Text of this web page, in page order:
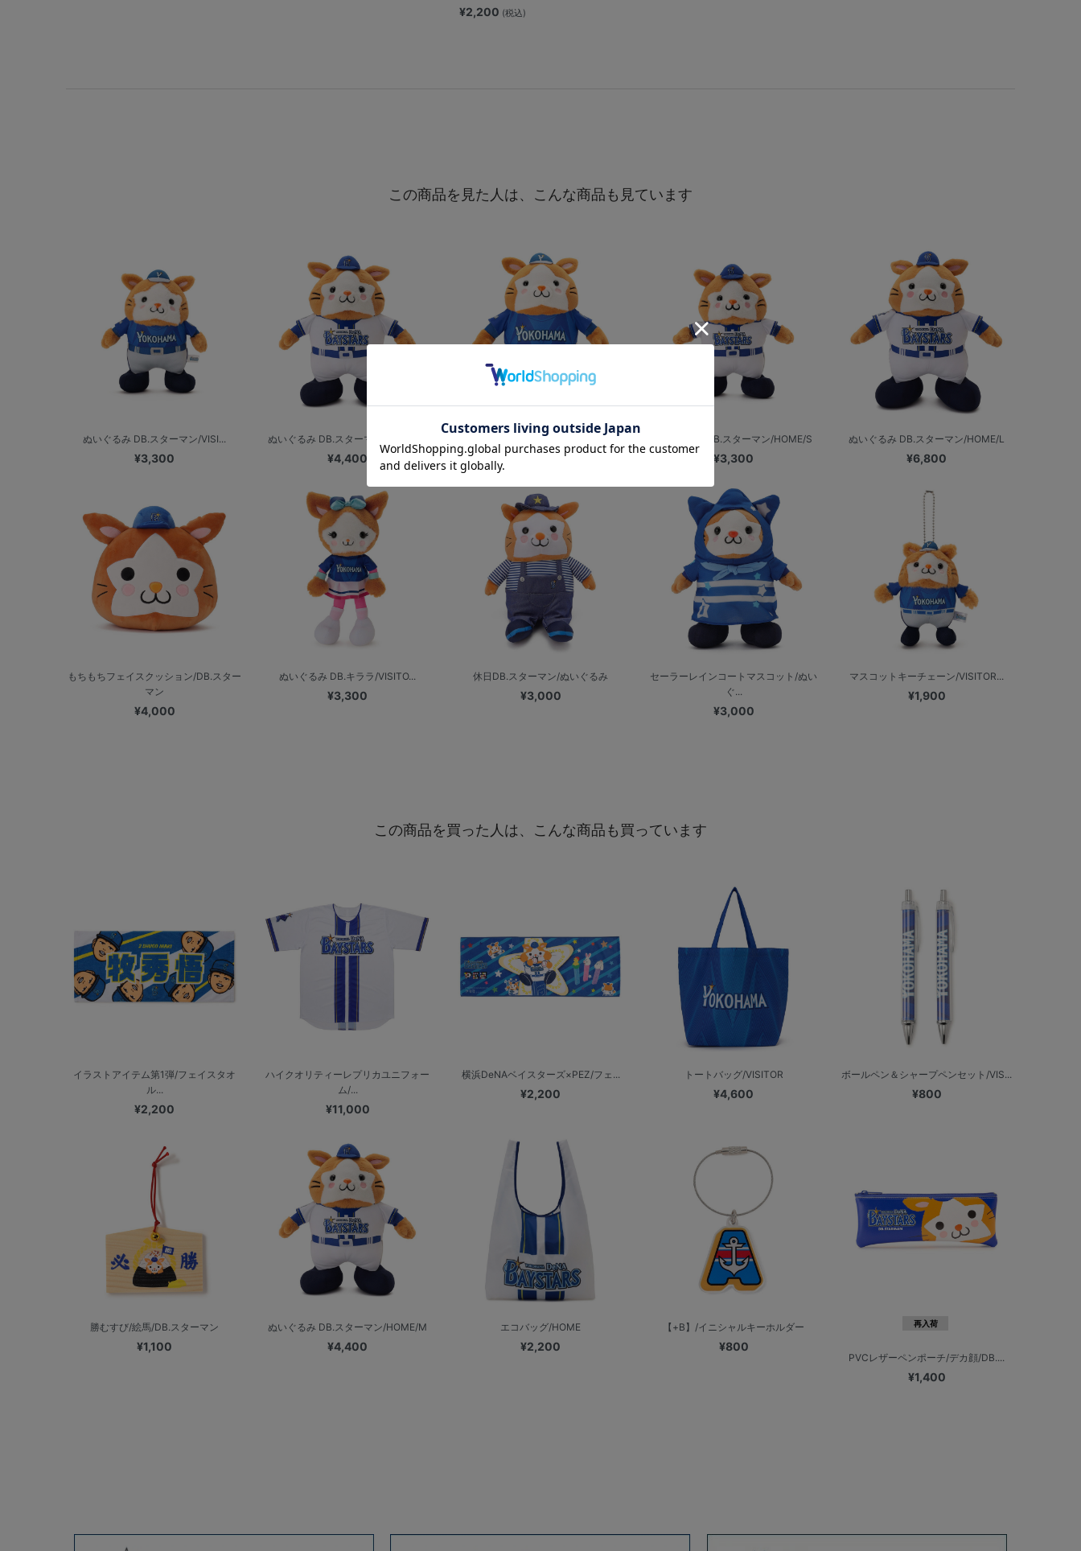
¥2,200 (税込)
この商品を見た人は、こんな商品も見ています
ぬいぐるみ DB.スターマン/VISI...
¥3,300
ぬいぐるみ DB.スターマン/HOME/M
¥4,400
ぬいぐるみ DB.スターマン/VISI... ぬいぐるみ DB.スターマン/HOME/S
¥3,300
ぬいぐるみ DB.スターマン/HOME/L
¥6,800
もちもちフェイスクッション/DB.スター
マン
¥4,000
ぬいぐるみ DB.キララ/VISITO...
¥3,300
休日DB.スターマン/ぬいぐるみ
¥3,000
セーラーレインコートマスコット/ぬい
ぐ...
¥3,000
マスコットキーチェーン/VISITOR...
¥1,900
この商品を買った人は、こんな商品も買っています
イラストアイテム第1弾/フェイスタオ
ル...
¥2,200
ハイクオリティーレプリカユニフォー
ム/...
¥11,000
横浜DeNAベイスターズ×PEZ/フェ...
¥2,200
トートバッグ/VISITOR
¥4,600
ボールペン＆シャープペンセット/VIS...
¥800
勝むすび/絵馬/DB.スターマン
¥1,100
ぬいぐるみ DB.スターマン/HOME/M
¥4,400
エコバッグ/HOME
¥2,200
【+B】/イニシャルキーホルダー
¥800
再入荷
PVCレザーペンポーチ/デカ顔/DB....
¥1,400